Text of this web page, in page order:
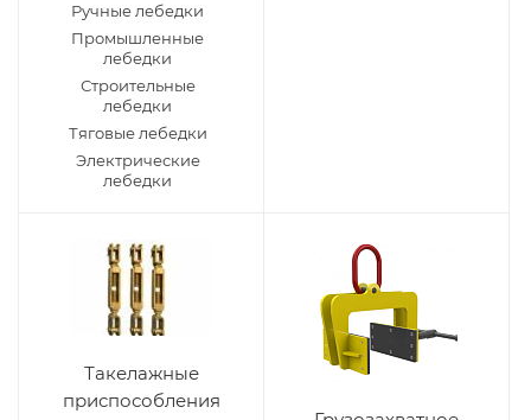
Ручные лебедки
Промышленные
лебедки
Строительные
лебедки
Тяговые лебедки
Электрические
лебедки
Такелажные
приспособления